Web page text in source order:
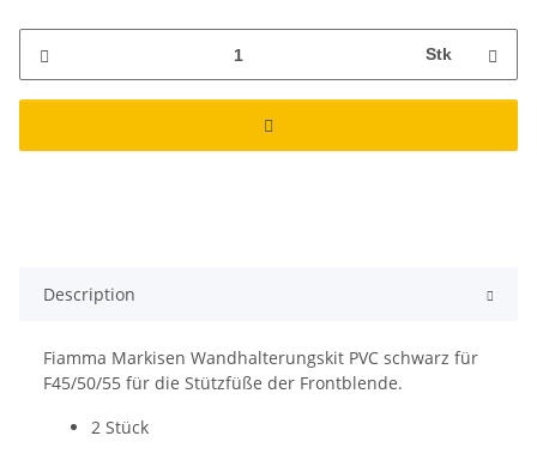
Stk
Description
Fiamma Markisen Wandhalterungskit PVC schwarz für
F45/50/55 für die Stützfüße der Frontblende.
2 Stück